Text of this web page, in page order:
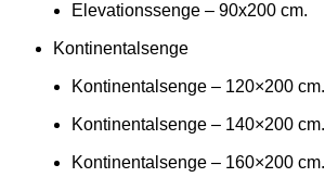
Elevationssenge – 90x200 cm.
Kontinentalsenge
Kontinentalsenge – 120×200 cm.
Kontinentalsenge – 140×200 cm.
Kontinentalsenge – 160×200 cm.